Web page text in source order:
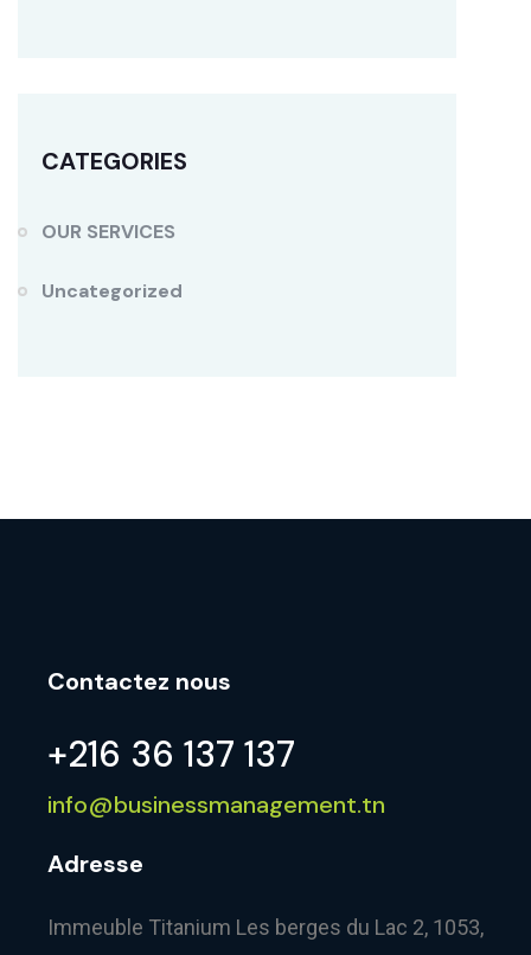
CATEGORIES
OUR SERVICES
Uncategorized
Contactez nous
+216 36 137 137
info@businessmanagement.tn
Adresse
Immeuble Titanium Les berges du Lac 2, 1053,